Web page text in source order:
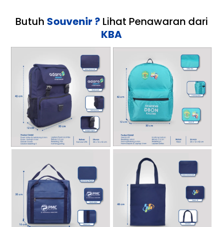
Butuh Souvenir ?Lihat Penawaran dari
KBA